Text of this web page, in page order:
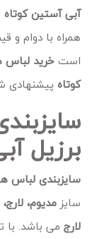
آبی آستین کوتاه
همراه با دوام
استخرید لباس
کوتاه پیشنهادی
برزیل
سایزبندی لباس
سایز مدیوم،
لارج می باشد. با